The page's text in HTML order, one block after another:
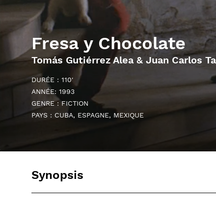
Fresa y Chocolate
Tomás Gutiérrez Alea & Juan Carlos
DURÉE : 110'
ANNÉE: 1993
GENRE : FICTION
PAYS : CUBA, ESPAGNE, MEXIQUE
Synopsis